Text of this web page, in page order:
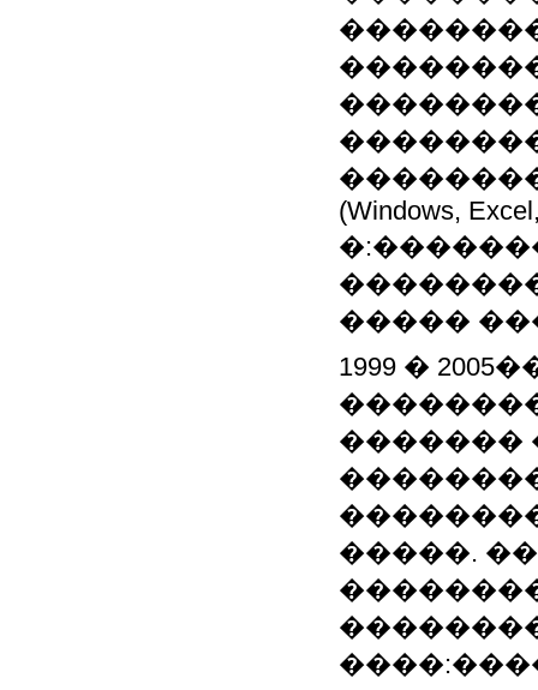
(Windows,
�����
1999 �
�������
�����.